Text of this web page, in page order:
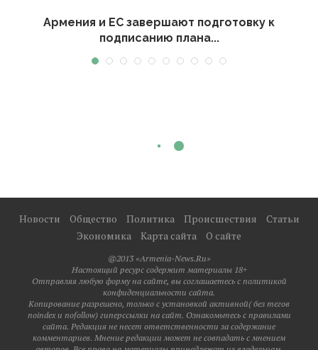
Армения и ЕС завершают подготовку к
подписанию плана...
Новости Общество Политика Происшествия
Статьи
Экономика
Карта сайта О сайте
@2013 «Armenia-News.Ru»
Настоящий ресурс содержит материалы 18+
Отправляя любую форму на сайте, вы соглашаетесь с политикой
конфиденциальности сайта.
Копирование разрешено, только с установкой активной( без тегов
noindex и nofollow) гиперссылки на сайт. Ознакомьтесь с правилами
сайта. Редакция не несет ответственности за содержание
комментариев. Мнение редакции может не совпадать с мнением